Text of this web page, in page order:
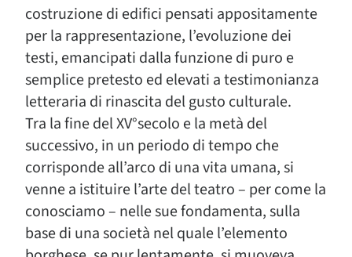
costruzione di edifici pensati appositamente
per la rappresentazione, l’evoluzione dei
testi, emancipati dalla funzione di puro e
semplice pretesto ed elevati a testimonianza
letteraria di rinascita del gusto culturale.
Tra la fine del XV°secolo e la metà del
successivo, in un periodo di tempo che
corrisponde all’arco di una vita umana, si
venne a istituire l’arte del teatro – per come la
conosciamo – nelle sue fondamenta, sulla
base di una società nel quale l’elemento